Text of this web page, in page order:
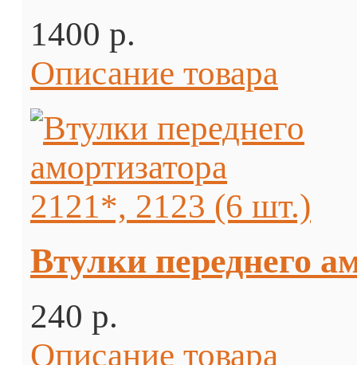
1400 p.
Описание товара
Втулки переднего
240 p.
Описание товара